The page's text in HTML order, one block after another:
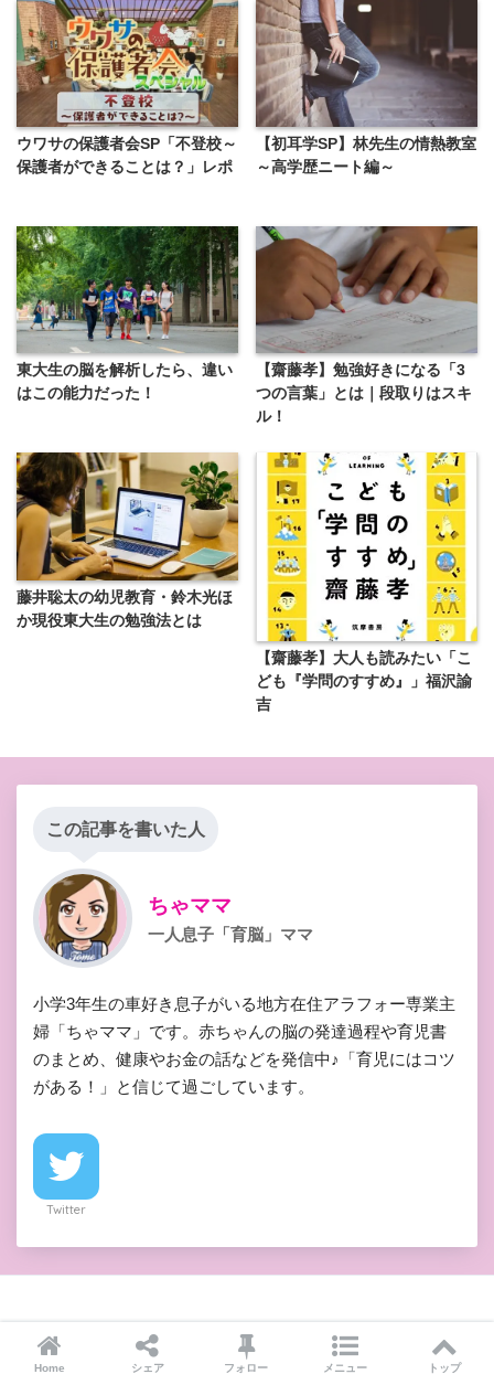
ウワサの保護者会SP「不登校～
保護者ができることは？」レポ
【初耳学SP】林先生の情熱教室
～高学歴ニート編～
東大生の脳を解析したら、違い
はこの能力だった！
【齋藤孝】勉強好きになる「3
つの言葉」とは｜段取りはスキ
ル！
藤井聡太の幼児教育・鈴木光ほ
か現役東大生の勉強法とは
【齋藤孝】大人も読みたい「こ
ども『学問のすすめ』」福沢諭
吉
この記事を書いた人
ちゃママ
一人息子「育脳」ママ
小学3年生の車好き息子がいる地方在住アラフォー専業主
婦「ちゃママ」です。赤ちゃんの脳の発達過程や育児書
のまとめ、健康やお金の話などを発信中♪「育児にはコツ
がある！」と信じて過ごしています。
Twitter
コメントを残す
Home シェア フォロー メニュー トップ